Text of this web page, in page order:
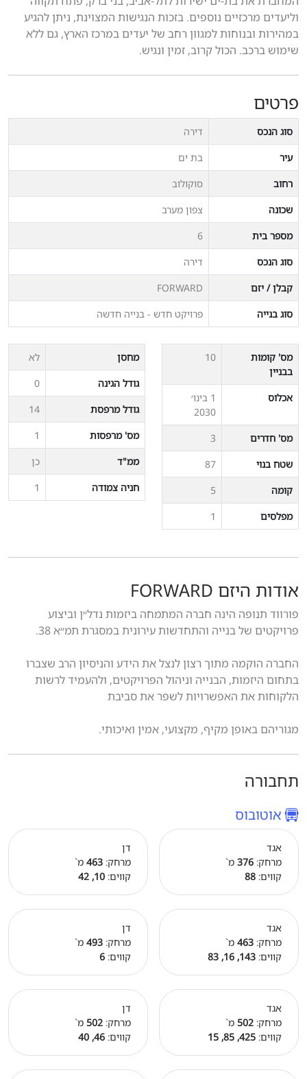
וליעדים מרכזיים נוספים. בזכות הנגישות המצוינת, ניתן להגיע
במהירות ובנוחות למגוון רחב של יעדים במרכז הארץ, גם ללא
שימוש ברכב. הכול קרוב, זמין ונגיש.
פרטים
סוג הנכס
דירה
עיר
בת ים
רחוב
סוקולוב
שכונה
צפון מערב
מספר בית
6
סוג הנכס
דירה
קבלן / יזם
FORWARD
סוג בנייה
פרויקט חדש - בנייה חדשה
מס' קומות
בבניין
10
אכלוס
1 בינו׳
2030
מס' חדרים
3
שטח בנוי
87
קומה
5
מפלסים
1
מחסן
לא
גודל הגינה
0
גודל מרפסת
14
מס' מרפסות
1
ממ"ד
כן
חניה צמודה
1
אודות היזם FORWARD
פורווד תנופה הינה חברה המתמחה ביזמות נדל״ן וביצוע
פרויקטים של בנייה והתחדשות עירונית במסגרת תמ״א 38.
החברה הוקמה מתוך רצון לנצל את הידע והניסיון הרב שצברו
בתחום היזמות, הבנייה וניהול הפרויקטים, ולהעמיד לרשות
הלקוחות את האפשרויות לשפר את סביבת
מגוריהם באופן מקיף, מקצועי, אמין ואיכותי.
תחבורה
אוטובוס
אגד
מרחק: 376 מ`
קווים: 88
דן
מרחק: 463 מ`
קווים: 10, 42
אגד
מרחק: 463 מ`
קווים: 143, 16, 83
דן
מרחק: 493 מ`
קווים: 6
אגד
מרחק: 502 מ`
קווים: 425, 85, 15
דן
מרחק: 502 מ`
קווים: 46, 40